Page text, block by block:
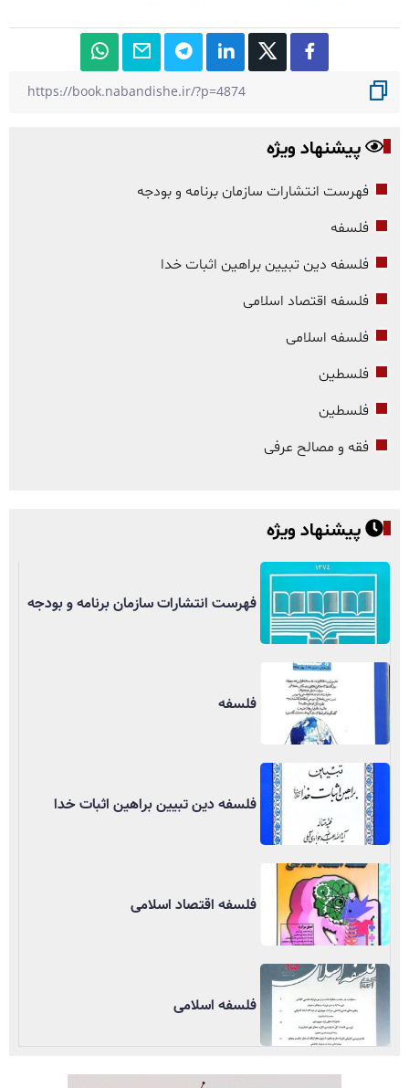
پیشنهاد ویژه
فهرست انتشارات سازمان برنامه و بودجه
فلسفه
فلسفه دین تبیین براهین اثبات خدا
فلسفه اقتصاد اسلامی
فلسفه اسلامی
فلسطین
فلسطین
فقه و مصالح عرفی
پیشنهاد ویژه
فهرست انتشارات سازمان برنامه و بودجه
فلسفه
فلسفه دین تبیین براهین اثبات خدا
فلسفه اقتصاد اسلامی
فلسفه اسلامی